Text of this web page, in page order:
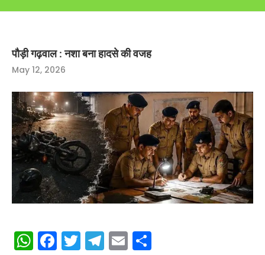
पौड़ी गढ़वाल : नशा बना हादसे की वजह
May 12, 2026
WhatsApp
Facebook
Twitter
Telegram
Email